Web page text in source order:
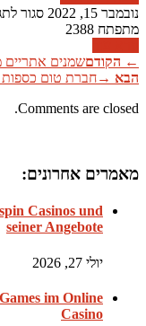
נובמבר 15, 2022
סגור
מתפתח
← הקודםשמנים אתריים
הבא →חברת טום
Comments are closed.
מאמרים אחרונים:
Casinos und
seiner Angebote
יולי 27, 2026
im Online
Casino